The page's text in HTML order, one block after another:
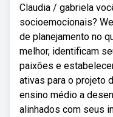
Claudia / gabriela
socioemocionais?
de planejamento no
melhor, identificam
paixões e
ativas para o projeto
ensino médio a
alinhados com seus